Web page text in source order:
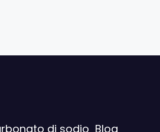
di sodio Blog